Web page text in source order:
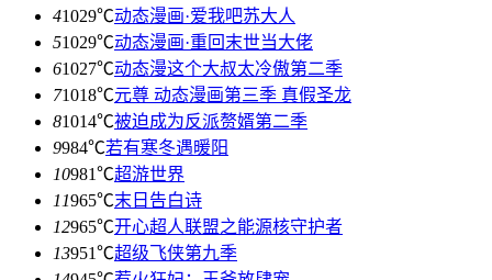
41029℃动态漫画·爱我吧苏大人
51029℃动态漫画·重回末世当大佬
61027℃动态漫这个大叔太冷傲第二季
71018℃元尊 动态漫画第三季 真假圣龙
81014℃被迫成为反派赘婿第二季
9984℃若有寒冬遇暖阳
10981℃超游世界
11965℃末日告白诗
12965℃开心超人联盟之能源核守护者
13951℃超级飞侠第九季